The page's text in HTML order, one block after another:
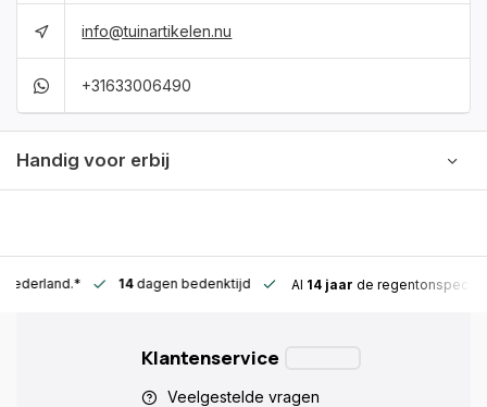
info@tuinartikelen.nu
+31633006490
Handig voor erbij
Nederland.* 14dagen bedenktijd Al 14 jaar de
Klantenservice
Veelgestelde vragen